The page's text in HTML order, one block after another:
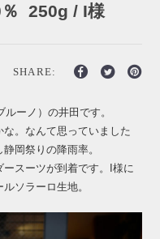
％ 250g / I様
SHARE:
ーノ）の井田です。
。なんて思っていました
岡祭りの降雨率。
スーツが到着です。I様に
ソラーロ生地。